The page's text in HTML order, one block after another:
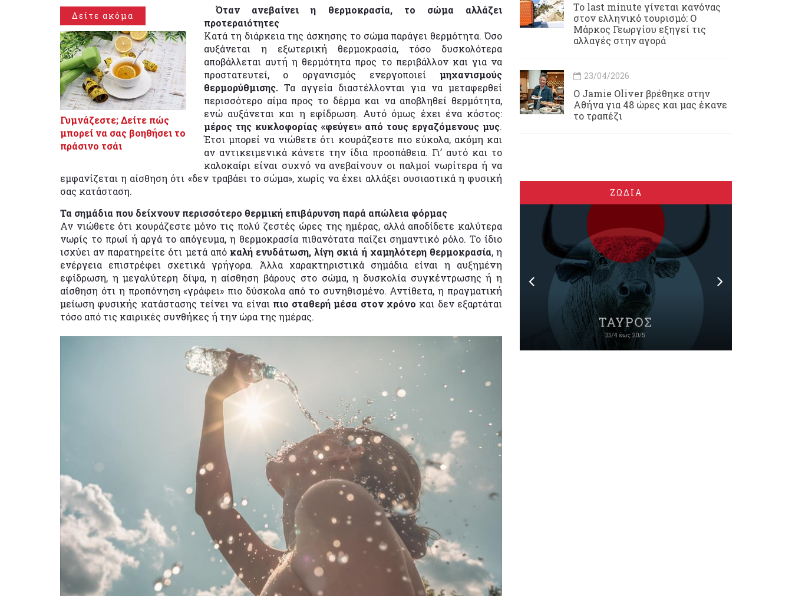
Δείτε ακόμα
Γυμνάζεστε; Δείτε πώς
μπορεί να σας βοηθήσει το
πράσινο τσάι
Όταν ανεβαίνει η θερμοκρασία, το σώμα αλλάζει
προτεραιότητες
Κατά τη διάρκεια της άσκησης το σώμα παράγει θερμότητα. Όσο
αυξάνεται η εξωτερική θερμοκρασία, τόσο δυσκολότερα
αποβάλλεται αυτή η θερμότητα προς το περιβάλλον και για να
προστατευτεί, ο οργανισμός ενεργοποιεί μηχανισμούς
θερμορύθμισης. Τα αγγεία διαστέλλονται για να μεταφερθεί
περισσότερο αίμα προς το δέρμα και να αποβληθεί θερμότητα,
ενώ αυξάνεται και η εφίδρωση. Αυτό όμως έχει ένα κόστος:
μέρος της κυκλοφορίας «φεύγει» από τους εργαζόμενους μυς.
Έτσι μπορεί να νιώθετε ότι κουράζεστε πιο εύκολα, ακόμη και
αν αντικειμενικά κάνετε την ίδια προσπάθεια. Γι’ αυτό και το
καλοκαίρι είναι συχνό να ανεβαίνουν οι παλμοί νωρίτερα ή να
εμφανίζεται η αίσθηση ότι «δεν τραβάει το σώμα», χωρίς να έχει αλλάξει ουσιαστικά η φυσική
σας κατάσταση.
Τα σημάδια που δείχνουν περισσότερο θερμική επιβάρυνση παρά απώλεια φόρμας
Αν νιώθετε ότι κουράζεστε μόνο τις πολύ ζεστές ώρες της ημέρας, αλλά αποδίδετε καλύτερα
νωρίς το πρωί ή αργά το απόγευμα, η θερμοκρασία πιθανότατα παίζει σημαντικό ρόλο. Το ίδιο
ισχύει αν παρατηρείτε ότι μετά από καλή ενυδάτωση, λίγη σκιά ή χαμηλότερη θερμοκρασία, η
ενέργεια επιστρέφει σχετικά γρήγορα. Άλλα χαρακτηριστικά σημάδια είναι η αυξημένη
εφίδρωση, η μεγαλύτερη δίψα, η αίσθηση βάρους στο σώμα, η δυσκολία συγκέντρωσης ή η
αίσθηση ότι η προπόνηση «γράφει» πιο δύσκολα από το συνηθισμένο. Αντίθετα, η πραγματική
μείωση φυσικής κατάστασης τείνει να είναι πιο σταθερή μέσα στον χρόνο και δεν εξαρτάται
τόσο από τις καιρικές συνθήκες ή την ώρα της ημέρας.
Το last minute γίνεται κανόνας
στον ελληνικό τουρισμό: Ο
Μάρκος Γεωργίου εξηγεί τις
αλλαγές στην αγορά
23/04/2026
Ο Jamie Oliver βρέθηκε στην
Αθήνα για 48 ώρες και μας έκανε
το τραπέζι
ΖΩΔΙΑ